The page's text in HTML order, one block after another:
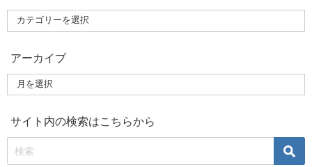
アーカイブ
サイト内の検索はこちらから